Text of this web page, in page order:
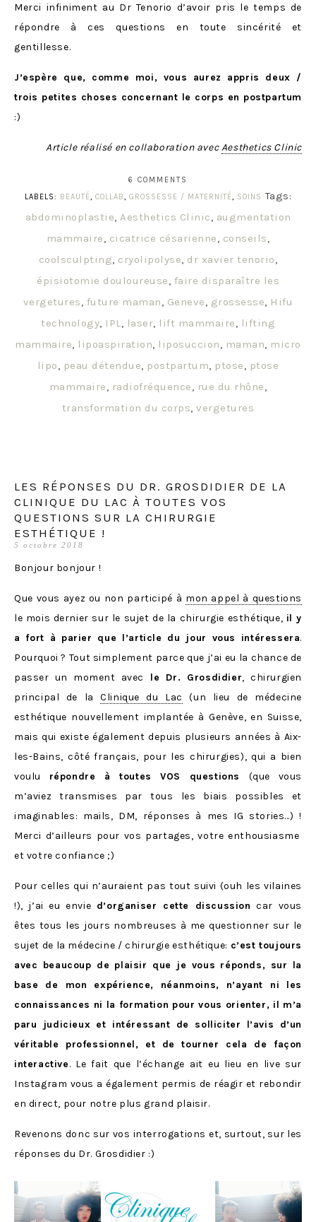
Merci infiniment au Dr Tenorio d’avoir pris le temps de
répondre à ces questions en toute sincérité et
gentillesse.
J’espère que, comme moi, vous aurez appris deux /
trois petites choses concernant le corps en postpartum
:)
Article réalisé en collaboration avecAesthetics Clinic
6 COMMENTS
LABELS: BEAUTÉ, COLLAB, GROSSESSE / MATERNITÉ, SOINS Tags:
abdominoplastie, Aesthetics Clinic, augmentation
mammaire, cicatrice césarienne, conseils,
coolsculpting, cryolipolyse, dr xavier tenorio,
épisiotomie douloureuse, faire disparaître les
vergetures, future maman, Geneve, grossesse, Hifu
technology, IPL, laser, lift mammaire, lifting
mammaire, lipoaspiration, liposuccion, maman, micro
lipo, peau détendue, postpartum, ptose, ptose
mammaire, radiofréquence, rue du rhône,
transformation du corps,vergetures
LES RÉPONSES DU DR. GROSDIDIER DE LA
CLINIQUE DU LAC À TOUTES VOS
QUESTIONS SUR LA CHIRURGIE
ESTHÉTIQUE !
5 octobre 2018
Bonjour bonjour !
Que vous ayez ou non participé à mon appel à questions
le mois dernier sur le sujet de la chirurgie esthétique, il y
a fort à parier que l’article du jour vous intéressera.
Pourquoi ? Tout simplement parce que j’ai eu la chance de
passer un moment avec
le Dr. Grosdidier, chirurgien
principal de laClinique du Lac
(un lieu de médecine
esthétique nouvellement implantée à Genève, en Suisse,
mais qui existe également depuis plusieurs années à Aix-
les-Bains, côté français, pour les chirurgies), qui a bien
voulu répondre à toutes VOS questions (que vous
m’aviez transmises par tous les biais possibles et
imaginables: mails, DM, réponses à mes IG stories…) !
Merci d’ailleurs pour vos partages, votre enthousiasme
et votre confiance ;)
Pour celles qui n’auraient pas tout suivi (ouh les vilaines
!), j’ai eu envie d’organiser cette discussion car vous
êtes tous les jours nombreuses à me questionner sur le
sujet de la médecine / chirurgie esthétique: c’est toujours
avec beaucoup de plaisir que je vous réponds, sur la
base de mon expérience, néanmoins, n’ayant ni les
connaissances ni la formation pour vous orienter, il m’a
paru judicieux et intéressant de solliciter l’avis d’un
véritable professionnel, et de tourner cela de façon
interactive. Le fait que l’échange ait eu lieu en live sur
Instagram vous a également permis de réagir et rebondir
en direct, pour notre plus grand plaisir.
Revenons donc sur vos interrogations et, surtout, sur les
réponses du Dr. Grosdidier :)